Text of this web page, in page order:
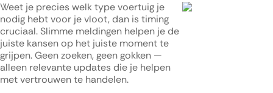
Weet je precies welk type voertuig je
nodig hebt voor je vloot, dan is timing
cruciaal. Slimme meldingen helpen je de
juiste kansen op het juiste moment te
grijpen. Geen zoeken, geen gokken —
alleen relevante updates die je helpen
met vertrouwen te handelen.